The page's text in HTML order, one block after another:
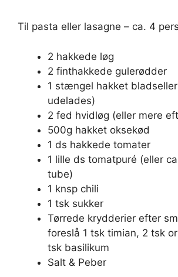
Til pasta eller lasagne – ca. 4
2 hakkede løg
2 finthakkede gulerødder
1 stængel hakket
udelades)
2 fed hvidløg (eller mere
500g hakket oksekød
1 ds hakkede tomater
1 lille ds tomatpuré (eller
tube)
1 knsp chili
1 tsk sukker
Tørrede krydderier efter
foreslå 1 tsk timian, 2 tsk
tsk basilikum
Salt & Peber